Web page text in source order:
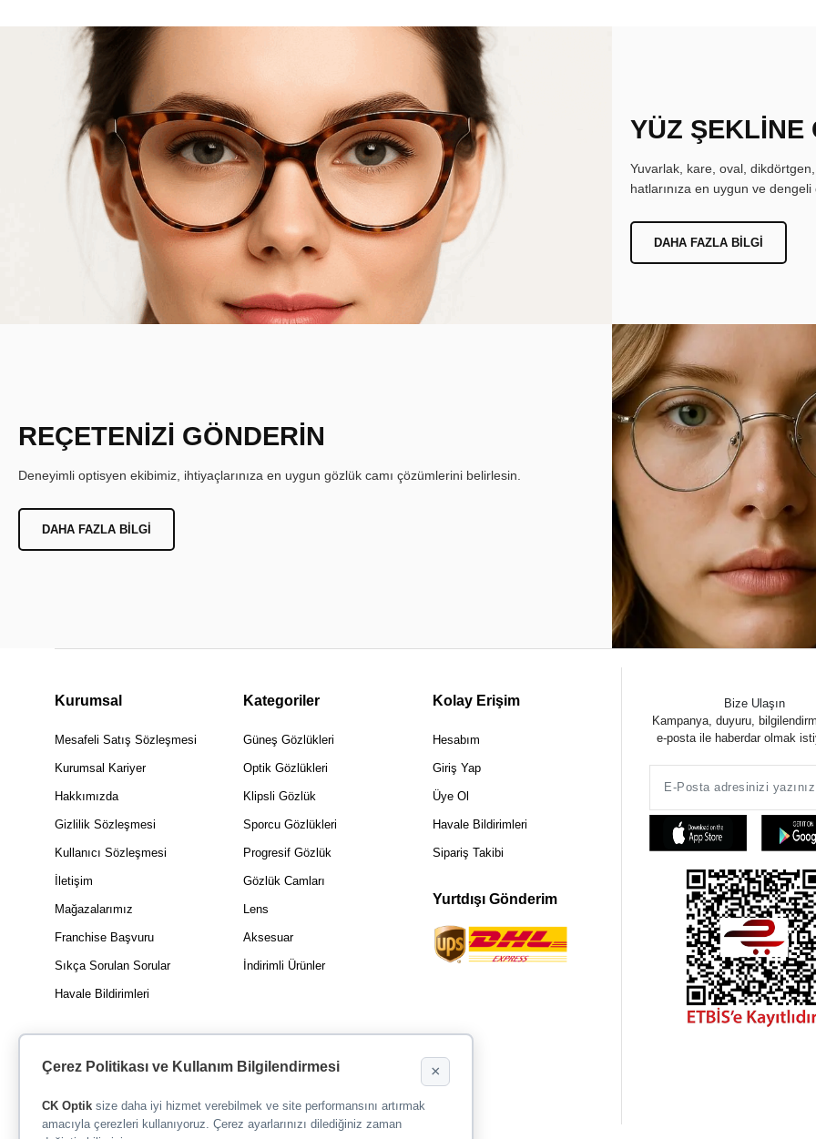
YÜZ ŞEKLİNE
Yuvarlak, kare, oval,
hatlarınıza en uygun ve
DAHA FAZLA BILGI
REÇETENİZİ GÖNDERİN
Deneyimli optisyen ekibimiz, ihtiyaçlarınıza en uygun gözlük camı çözümlerini belirlesin.
DAHA FAZLA BILGI
Kurumsal
Mesafeli Satış Sözleşmesi
Kurumsal Kariyer
Hakkımızda
Gizlilik Sözleşmesi
Kullanıcı Sözleşmesi
İletişim
Mağazalarımız
Franchise Başvuru
Sıkça Sorulan Sorular
Havale Bildirimleri
Kategoriler
Güneş Gözlükleri
Optik Gözlükleri
Klipsli Gözlük
Sporcu Gözlükleri
Progresif Gözlük
Gözlük Camları
Lens
Aksesuar
İndirimli Ürünler
Kolay Erişim
Hesabım
Giriş Yap
Üye Ol
Havale Bildirimleri
Sipariş Takibi
Yurtdışı Gönderim
Bize Ulaşın
Kampanya, duyuru,
e-posta ile haberdar olmak
Çerez Politikası ve Kullanım Bilgilendirmesi ×
CK Optik size daha iyi hizmet verebilmek ve site performansını artırmak
amacıyla çerezleri kullanıyoruz. Çerez ayarlarınızı dilediğiniz zaman